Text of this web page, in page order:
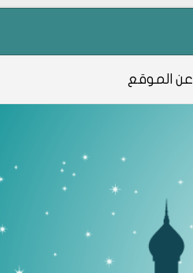
عن الموقع